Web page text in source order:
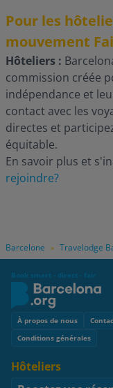
Barcelone » Travelodge
Pour les
mouvement
Hôteliers :
commission créée
indépendance et
contact avec les
directes et
équitable.
En savoir plus et
rejoindre?
Book smart - direct - fair
Footer
À propos de nous
Conditions générales
Hôteliers